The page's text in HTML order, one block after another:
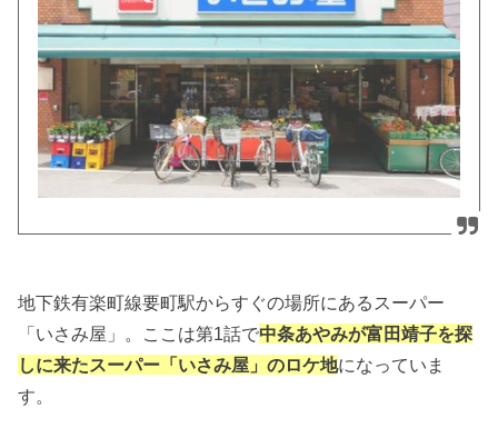
地下鉄有楽町線要町駅からすぐの場所にあるスーパー
「いさみ屋」。ここは第1話で中条あやみが富田靖子を探
しに来たスーパー「いさみ屋」のロケ地になっていま
す。